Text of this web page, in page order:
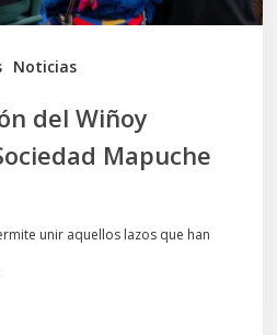
Noticias
del Wiñoy
Mapuche
unir aquellos lazos que han